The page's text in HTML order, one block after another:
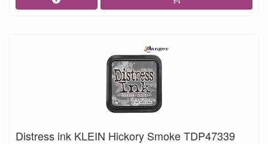
Distress ink KLEIN Hickory Smoke TDP47339